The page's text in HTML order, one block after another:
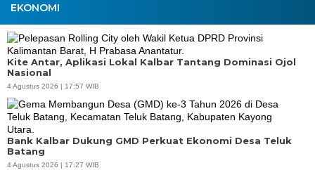
EKONOMI
Kite Antar, Aplikasi Lokal Kalbar Tantang Dominasi Ojol
Nasional
4 Agustus 2026 | 17:57 WIB
Bank Kalbar Dukung GMD Perkuat Ekonomi Desa Teluk
Batang
4 Agustus 2026 | 17:27 WIB